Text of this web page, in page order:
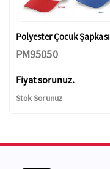
Polyester Çocuk Şapkası
PM95050
Fiyat sorunuz.
Stok Sorunuz